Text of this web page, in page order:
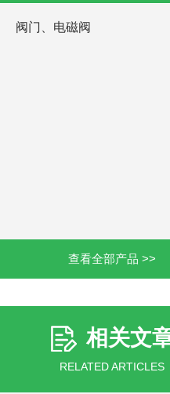
阀门、电磁阀
查看全部产品 >>
相关文
RELATED ARTICLES